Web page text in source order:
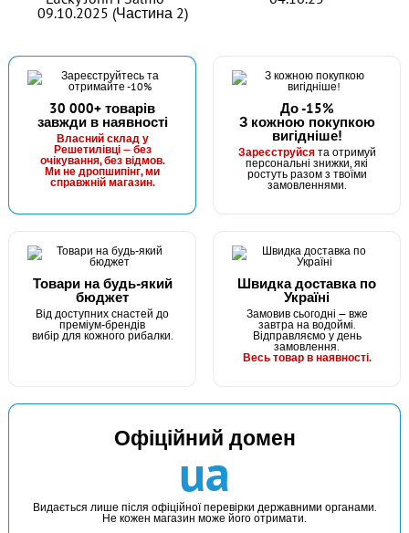
#404-00-16
В наявності
15 грн 6 шт.
КУПИТИ
Тюльпан SIC Fishing ROI 1.6 (по штучному)
КУПИТИ
09.10.2025 (Частина 2)
30 000+ товарів
завжди в наявності
Власний склад у
Решетилівці — без
очікування, без відмов.
Ми не дропшипінг, ми
справжній магазин.
До -15%
З кожною покупкою
вигідніше!
Зареєструйсята отримуй
персональні знижки, які
ростуть разом з твоїми
замовленнями.
Товари на будь-який
бюджет
Від доступних снастей до
преміум-брендів
вибір для кожного рибалки.
Швидка доставка по
Україні
Замовив сьогодні — вже
завтра на водоймі.
Відправляємо у день
замовлення.
Весь товар в наявності.
Офіційний домен
ua
Видається лише після офіційної перевірки державними органами.
Не кожен магазин може його отримати.